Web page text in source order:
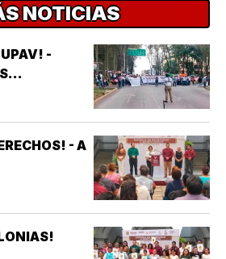
NOTICIAS
UPAV! -
- A